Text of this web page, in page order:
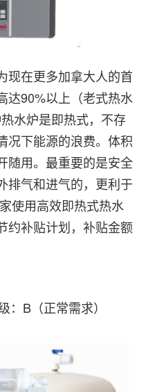
现在更多加拿大人的首
达90%以上（老式热水
水炉是即热式，不存
况下能源的浪费。体积
随用。最重要的是安全
排气和进气的，更利于
使用高效即热式热水
约补贴计划，补贴金额
B（正常需求）